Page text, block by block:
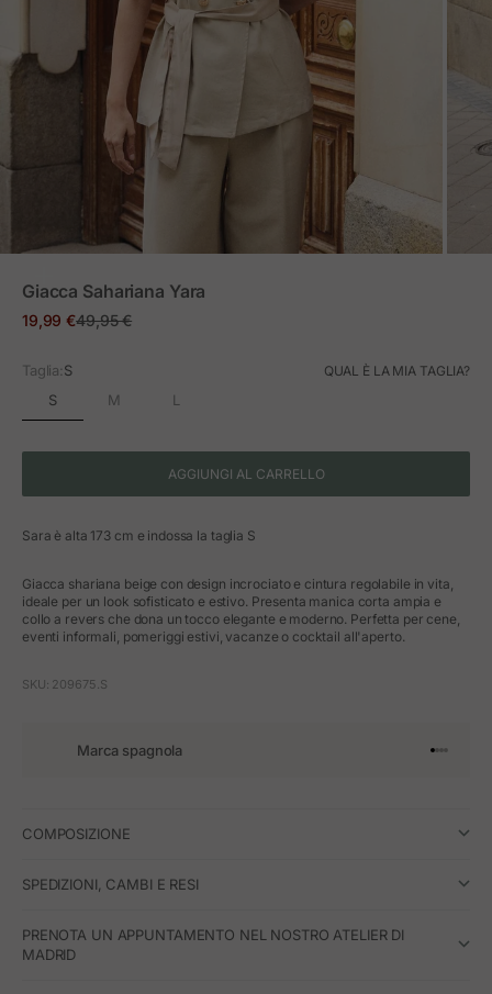
Giacca Sahariana Yara
Prezzo in offerta
19,99 €Prezzo normale
49,95 €
Taglia:S QUAL È LA MIA TAGLIA?
S M L
AGGIUNGI AL CARRELLO
Sara è alta 173 cm e indossa la taglia S
Giacca shariana beige con design incrociato e cintura regolabile in vita,
ideale per un look sofisticato e estivo. Presenta manica corta ampia e
collo a revers che dona un tocco elegante e moderno. Perfetta per cene,
eventi informali, pomeriggi estivi, vacanze o cocktail all'aperto.
SKU: 209675.S
Marca spagnola Vai
Vai
Vai
Vai
COMPOSIZIONE
SPEDIZIONI, CAMBI E RESI
PRENOTA UN APPUNTAMENTO NEL NOSTRO ATELIER DI
MADRID